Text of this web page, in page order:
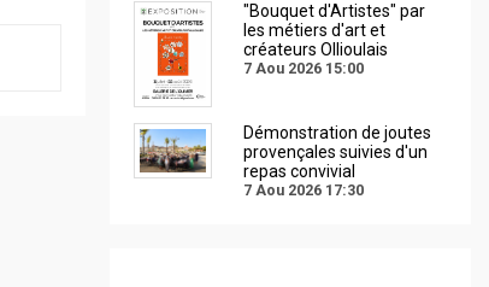
"Bouquet d'Artistes" par
les métiers d'art et
créateurs Ollioulais
7 Aou 2026 15:00
Démonstration de joutes
provençales suivies d'un
repas convivial
7 Aou 2026 17:30